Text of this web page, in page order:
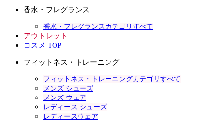
香水・フレグランス
香水・フレグランスカテゴリすべて
アウトレット
コスメ TOP
フィットネス・トレーニング
フィットネス・トレーニングカテゴリすべて
メンズ シューズ
メンズ ウェア
レディース シューズ
レディースウェア